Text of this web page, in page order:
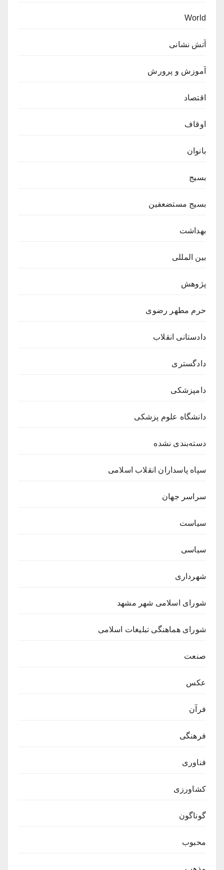
World
آتش نشانی
آموزش و پرورش
اقتصاد
اوقاف
بانوان
بسیج
بسیج مستضعفین
بهداشت
بین المللی
پژوهش
حرم مطهر رضوی
دادستانی انقلاب
دادگستری
دامپزشکی
دانشگاه علوم پزشکی
دسته‌بندی نشده
سپاه پاسداران انقلاب اسلامی
سراسر جهان
سیاست
سیاسی
شهرداری
شورای اسلامی شهر مشهد
شورای هماهنگی تبلیغات اسلامی
صنعت
عکس
فرآن
فرهنگی
فناوری
کشاورزی
گوناگون
محبوب